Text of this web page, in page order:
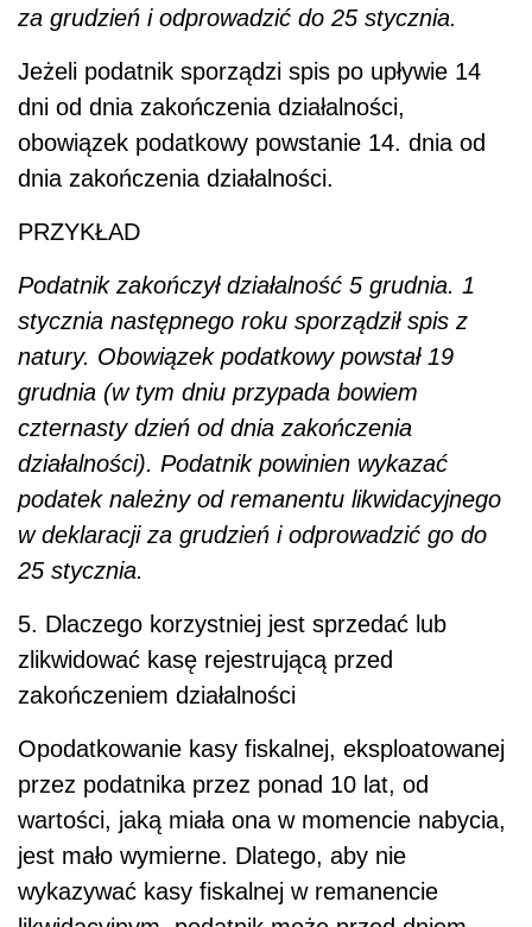
za grudzień i odprowadzić do 25 stycznia.
Jeżeli podatnik sporządzi spis po upływie 14
dni od dnia zakończenia działalności,
obowiązek podatkowy powstanie 14. dnia od
dnia zakończenia działalności.
PRZYKŁAD
Podatnik zakończył działalność 5 grudnia. 1
stycznia następnego roku sporządził spis z
natury. Obowiązek podatkowy powstał 19
grudnia (w tym dniu przypada bowiem
czternasty dzień od dnia zakończenia
działalności). Podatnik powinien wykazać
podatek należny od remanentu likwidacyjnego
w deklaracji za grudzień i odprowadzić go do
25 stycznia.
5. Dlaczego korzystniej jest sprzedać lub
zlikwidować kasę rejestrującą przed
zakończeniem działalności
Opodatkowanie kasy fiskalnej, eksploatowanej
przez podatnika przez ponad 10 lat, od
wartości, jaką miała ona w momencie nabycia,
jest mało wymierne. Dlatego, aby nie
wykazywać kasy fiskalnej w remanencie